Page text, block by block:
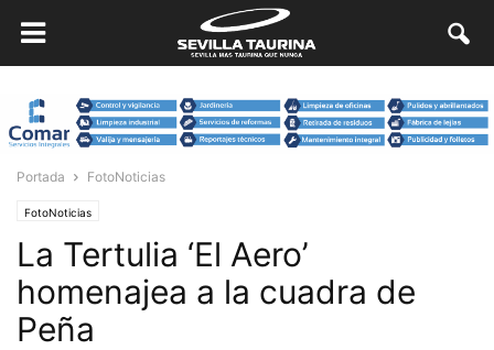
Portada FotoNoticias
FotoNoticias
La Tertulia ‘El Aero’
homenajea a la cuadra de
Peña